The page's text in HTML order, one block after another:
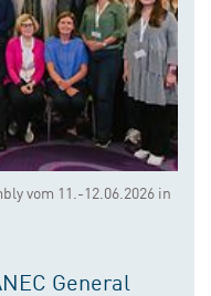
vom 11.-12.06.2026 in
General